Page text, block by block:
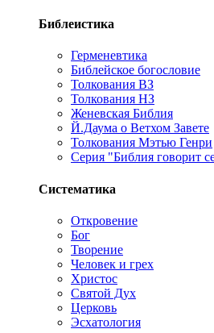
Библеистика
Герменевтика
Библейское богословие
Толкования ВЗ
Толкования НЗ
Женевская Библия
Й.Даума о Ветхом Завете
Толкования Мэтью Генри
Серия "Библия говорит
Систематика
Откровение
Бог
Творение
Человек и грех
Христос
Святой Дух
Церковь
Эсхатология